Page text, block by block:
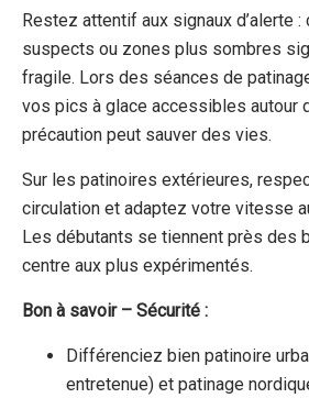
Restez attentif aux signaux d’alerte :
suspects ou zones plus sombres
fragile. Lors des séances de
vos pics à glace accessibles autour
précaution peut sauver des vies.
Sur les patinoires extérieures,
circulation et adaptez votre vitesse
Les débutants se tiennent près des
centre aux plus expérimentés.
Bon à savoir – Sécurité :
Différenciez bien patinoire
entretenue) et patinage